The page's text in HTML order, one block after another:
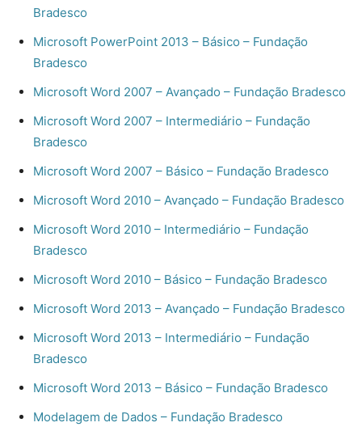
Bradesco
Microsoft PowerPoint 2013 – Básico – Fundação
Bradesco
Microsoft Word 2007 – Avançado – Fundação Bradesco
Microsoft Word 2007 – Intermediário – Fundação
Bradesco
Microsoft Word 2007 – Básico – Fundação Bradesco
Microsoft Word 2010 – Avançado – Fundação Bradesco
Microsoft Word 2010 – Intermediário – Fundação
Bradesco
Microsoft Word 2010 – Básico – Fundação Bradesco
Microsoft Word 2013 – Avançado – Fundação Bradesco
Microsoft Word 2013 – Intermediário – Fundação
Bradesco
Microsoft Word 2013 – Básico – Fundação Bradesco
Modelagem de Dados – Fundação Bradesco